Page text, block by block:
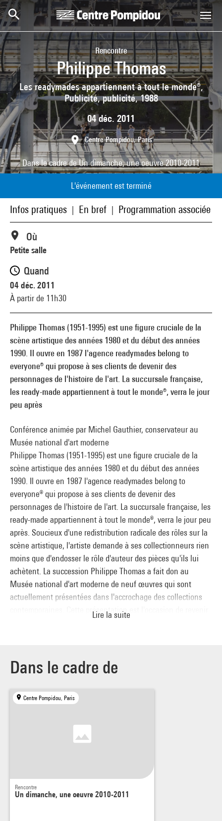
Aller au contenu principal
Centre Pompidou
Rencontre
Philippe Thomas
Les readymades appartiennent à tout le monde®,
Publicité, publicité, 1988
04 déc. 2011
Centre Pompidou, Paris
Dans le cadre deUn dimanche, une oeuvre 2010-2011
L'événement est terminé
Infos pratiques En bref Programmation associée
Philippe Thomas (1951-1995) est une figure cruciale de la
scène artistique des années 1980 et du début des années
1990. Il ouvre en 1987 l'agence readymades belong to
everyone® qui propose à ses clients de devenir des
personnages de l'histoire de l'art. La succursale française,
les ready-made appartiennent à tout le monde®, verra le jour
peu après
Conférence animée par Michel Gauthier, conservateur au
Musée national d'art moderne
Philippe Thomas (1951-1995) est une figure cruciale de la
scène artistique des années 1980 et du début des années
1990. Il ouvre en 1987 l'agence readymades belong to
everyone® qui propose à ses clients de devenir des
personnages de l'histoire de l'art. La succursale française, les
ready-made appartiennent à tout le monde®, verra le jour peu
après. Soucieux d'une redistribution radicale des rôles sur la
scène artistique, l'artiste demande à ses collectionneurs rien
moins que d'endosser le rôle d'auteur des pièces qu'ils lui
achètent. La succession Philippe Thomas a fait don au
Musée national d'art moderne de neuf œuvres qui sont
actuellement présentées dans l'accrochage des collections
contemporaines. Cette présentation est l'occasion de revenir
affiches,) le cœur même de sa poétique.
Lire la suite
Où
Petite salle
Quand
04 déc. 2011
À partir de 11h30
Dans le cadre de
Centre Pompidou, Paris
Rencontre
Un dimanche, une oeuvre 2010-2011